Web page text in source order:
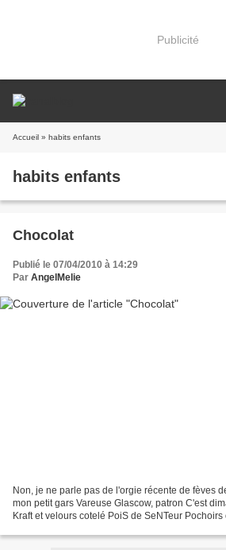
Publicité
Accueil » habits enfants
habits enfants
Chocolat
Publié le 07/04/2010 à 14:29
Par AngelMelie
Non, je ne parle pas de l'orgie récente de fèves
mon petit gars Vareuse Glascow, patron C'est
Kraft et velours cotelé PoiS de SeNTeur